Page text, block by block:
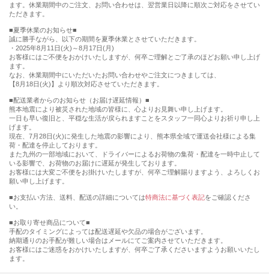
ます。休業期間中のご注文、お問い合わせは、翌営業日以降に順次ご対応をさせてい
ただきます。
■夏季休業のお知らせ■
誠に勝手ながら、以下の期間を夏季休業とさせていただきます。
・2025年8月11日(火)～8月17日(月)
お客様にはご不便をおかけいたしますが、何卒ご理解とご了承のほどお願い申し上げ
ます。
なお、休業期間中にいただいたお問い合わせやご注文につきましては、
【8月18日(火)】より順次対応させていただきます。
■配送業者からのお知らせ（お届け遅延情報）■
熊本地震により被災された地域の皆様に、心よりお見舞い申し上げます。
一日も早い復旧と、平穏な生活が戻られますことをスタッフ一同心よりお祈り申し上
げます。
現在、7月28日(火)に発生した地震の影響により、熊本県全域で運送会社様による集
荷・配達を停止しております。
また九州の一部地域において、ドライバーによるお荷物の集荷・配達を一時中止して
いる影響で、お荷物のお届けに遅延が発生しております。
お客様には大変ご不便をお掛けいたしますが、何卒ご理解賜りますよう、よろしくお
願い申し上げます。
■お支払い方法、送料、配送の詳細については特商法に基づく表記をご確認くださ
い。
■お取り寄せ商品について■
手配のタイミングによっては配送遅延や欠品の場合がございます。
納期通りのお手配が難しい場合はメールにてご案内させていただきます。
お客様にはご迷惑をおかけいたしますが、何卒ご了承くださいますようお願いいたし
ます。